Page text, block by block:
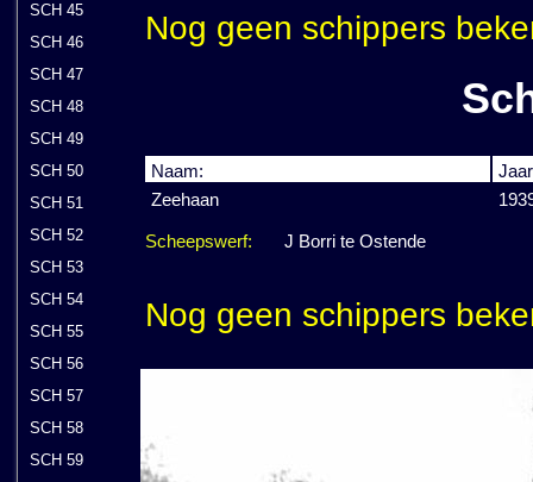
SCH 45
SCH 46
SCH 47
SCH 48
SCH 49
SCH 50
SCH 51
SCH 52
SCH 53
SCH 54
SCH 55
SCH 56
SCH 57
SCH 58
SCH 59
Nog geen schippers
Naam:
Zeehaan
Scheepswerf: J Borri te Ostende
Nog geen schippers